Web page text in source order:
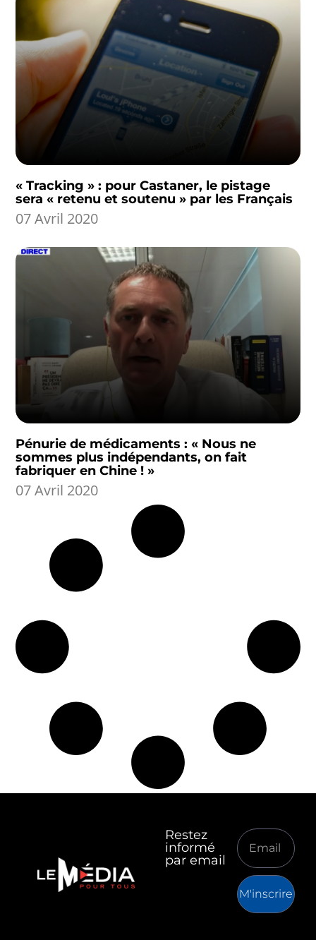
« Tracking » : pour Castaner, le pistage
sera « retenu et soutenu » par les Français
07 Avril 2020
Pénurie de médicaments : « Nous ne
sommes plus indépendants, on fait
fabriquer en Chine ! »
07 Avril 2020
Restez
informé
par email
M'inscrire